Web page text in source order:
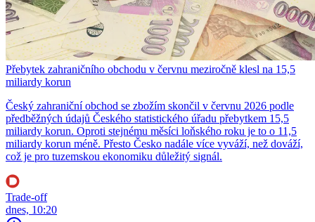
Přebytek zahraničního obchodu v červnu meziročně klesl na 15,5
miliardy korun
Český zahraniční obchod se zbožím skončil v červnu 2026 podle
předběžných údajů Českého statistického úřadu přebytkem 15,5
miliardy korun. Oproti stejnému měsíci loňského roku je to o 11,5
miliardy korun méně. Přesto Česko nadále více vyváží, než dováží,
což je pro tuzemskou ekonomiku důležitý signál.
Trade-off
dnes, 10:20